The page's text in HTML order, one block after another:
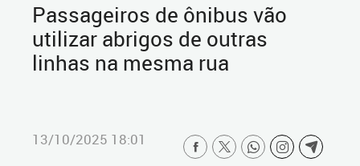
Passageiros de ônibus vão
utilizar abrigos de outras
linhas na mesma rua
13/10/2025 18:01